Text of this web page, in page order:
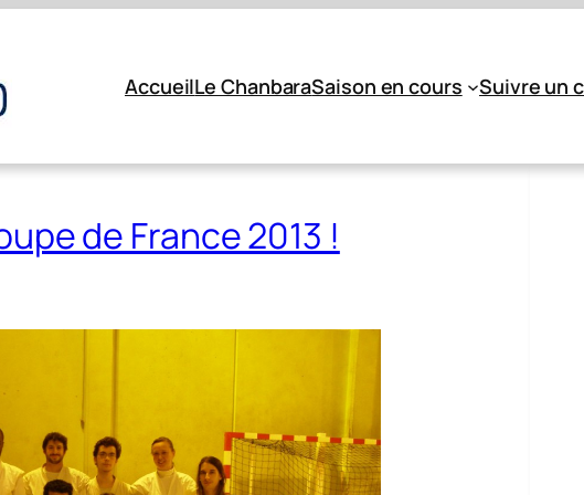
AccueilLe ChanbaraSaison en cours Suivre un
de France 2013 !